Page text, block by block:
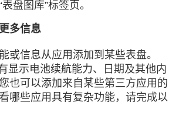
盘图库”标签页。
多信息
或信息从应用添加到某些表盘。
显示电池续航能力、日期及其他内
也可以添加来自某些第三方应用的
哪些应用具有复杂功能，请完成以